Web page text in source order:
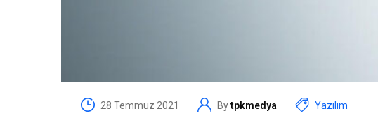
28 Temmuz 2021 Bytpkmedya Yazılım